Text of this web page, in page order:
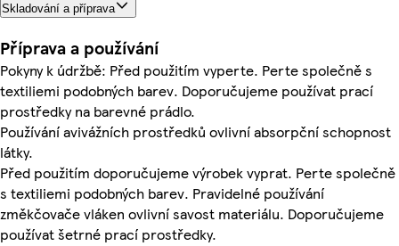
Skladování a příprava
Příprava a používání
Pokyny k údržbě: Před použitím vyperte. Perte společně s
textiliemi podobných barev. Doporučujeme používat prací
prostředky na barevné prádlo.
Používání avivážních prostředků ovlivní absorpční schopnost
látky.
Před použitím doporučujeme výrobek vyprat. Perte společně
s textiliemi podobných barev. Pravidelné používání
změkčovače vláken ovlivní savost materiálu. Doporučujeme
používat šetrné prací prostředky.